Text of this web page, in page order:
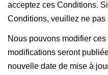
acceptez ces Conditions.
Conditions, veuillez ne pas
Nous pouvons modifier
modifications seront
nouvelle date de mise à